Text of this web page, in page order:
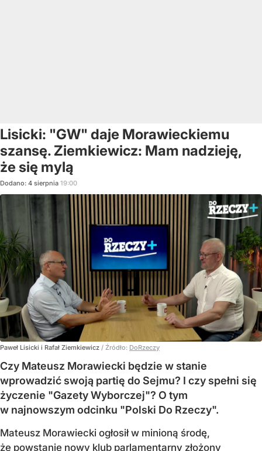
Lisicki: "GW" daje Morawieckiemu
szansę. Ziemkiewicz: Mam nadzieję,
że się mylą
Dodano: 4 sierpnia 19:00
Paweł Lisicki i Rafał Ziemkiewicz / Źródło: DoRzeczy
Czy Mateusz Morawiecki będzie w stanie
wprowadzić swoją partię do Sejmu? I czy spełni się
życzenie "Gazety Wyborczej"? O tym
w najnowszym odcinku "Polski Do Rzeczy".
Mateusz Morawiecki ogłosił w minioną środę,
że powstanie nowy klub parlamentarny złożony